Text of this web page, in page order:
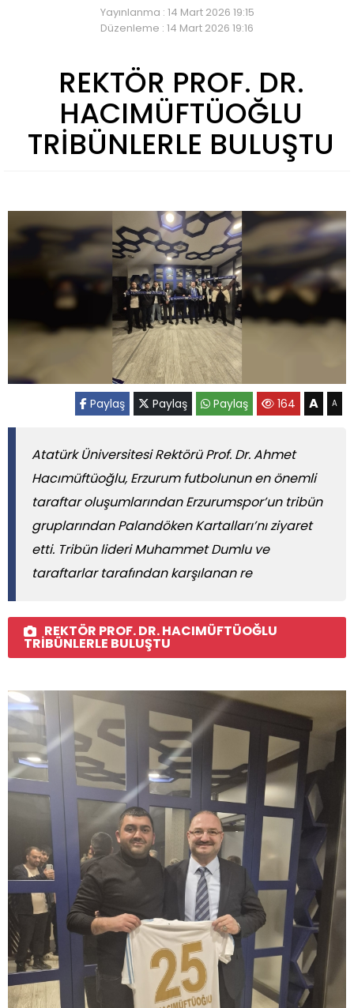
Yayınlanma : 14 Mart 2026 19:15
Düzenleme : 14 Mart 2026 19:16
REKTÖR PROF. DR.
HACIMÜFTÜOĞLU
TRİBÜNLERLE BULUŞTU
Paylaş Paylaş Paylaş 164 A A
Atatürk Üniversitesi Rektörü Prof. Dr. Ahmet
Hacımüftüoğlu, Erzurum futbolunun en önemli
taraftar oluşumlarından Erzurumspor’un tribün
gruplarından Palandöken Kartalları’nı ziyaret
etti. Tribün lideri Muhammet Dumlu ve
taraftarlar tarafından karşılanan re
REKTÖR PROF. DR. HACIMÜFTÜOĞLU
TRİBÜNLERLE BULUŞTU